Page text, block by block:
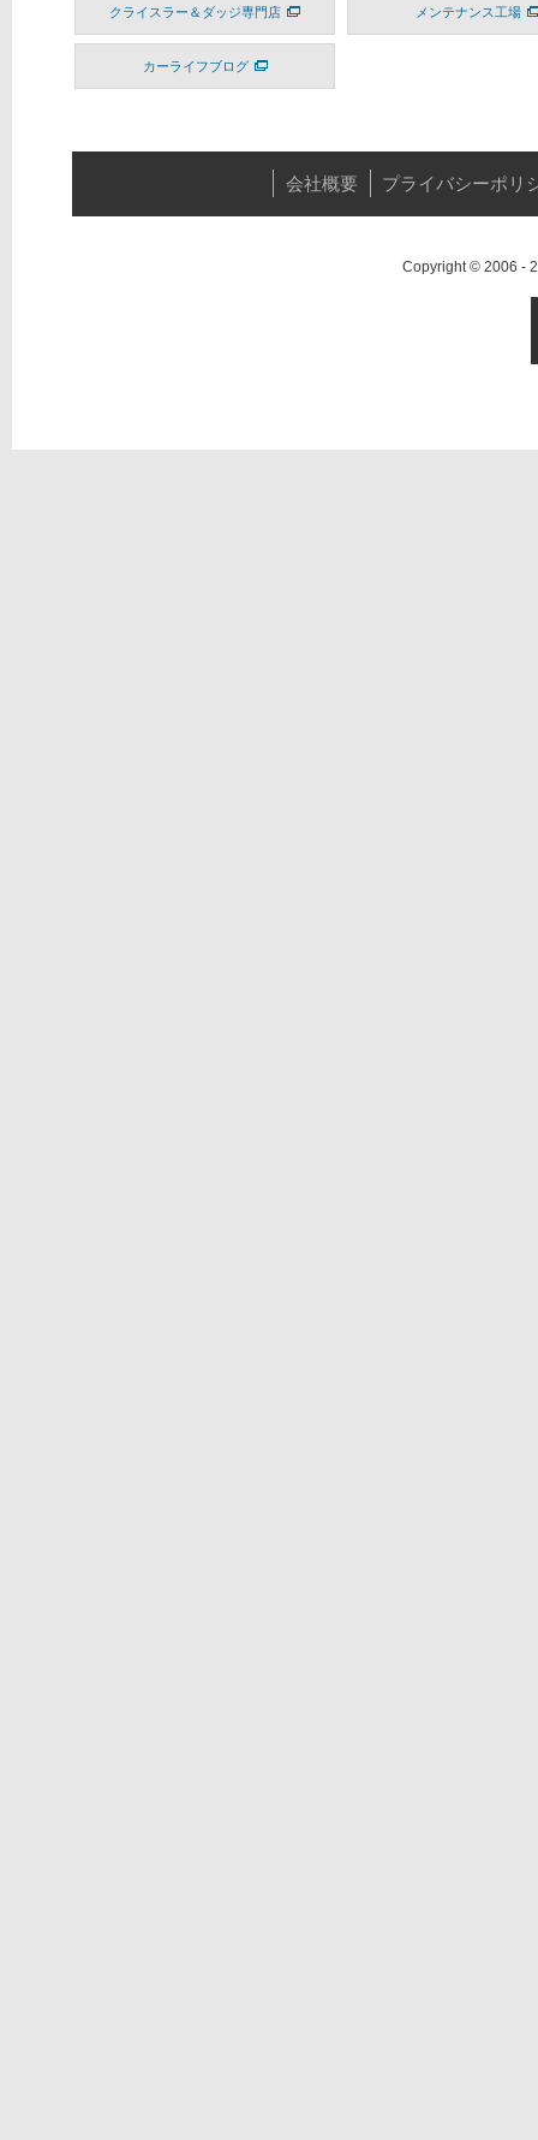
クライスラー＆ダッジ専門店 メンテナンス工場
カーライフブログ
会社概要 プライバシーポリ
Copyright © 2006 -